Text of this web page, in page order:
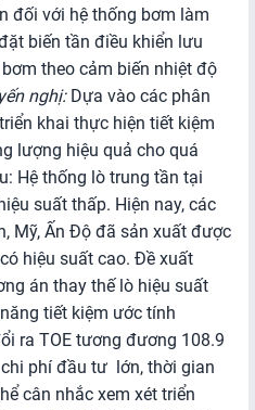
đối với hệ thống bơm làm
biến tần điều khiển lưu
theo cảm biến nhiệt độ
nghị:Dựa vào các phân
khai thực hiện tiết kiệm
lượng hiệu quả cho quá
Hệ thống lò trung tần tại
suất thấp. Hiện nay, các
Mỹ, Ấn Độ đã sản xuất được
hiệu suất cao. Đề xuất
án thay thế lò hiệu suất
tiết kiệm ước tính
ra TOE tương đương 108.9
phí đầu tư lớn, thời gian
cân nhắc xem xét triển